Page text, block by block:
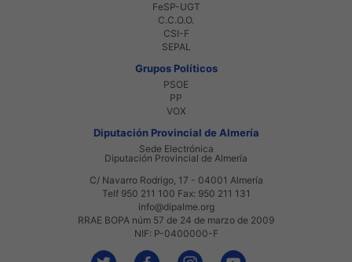
FeSP-UGT
C.C.O.O.
CSI-F
SEPAL
Grupos Políticos
PSOE
PP
VOX
Diputación Provincial de Almería
Sede Electrónica
Diputación Provincial de Almería
C/ Navarro Rodrigo, 17 - 04001 Almería
Telf 950 211 100 Fax: 950 211 131
info@dipalme.org
RRAE BOPA núm 57 de 24 de marzo de 2009
NIF: P-0400000-F